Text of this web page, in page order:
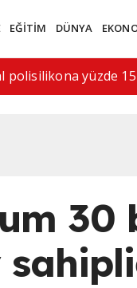
EĞİTİM DÜNYA
saldırı, 5 kişi
30